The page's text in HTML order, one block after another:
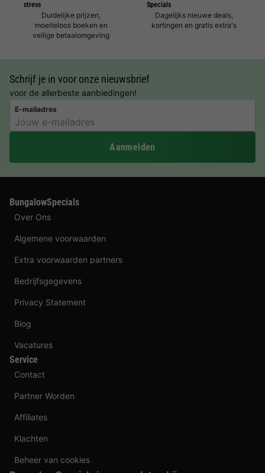
stress
Duidelijke prijzen,
moeiteloos boeken en
veilige betaalomgeving
Specials
Dagelijks nieuwe deals,
kortingen en gratis extra's
Schrijf je in voor onze nieuwsbrief
voor de allerbeste aanbiedingen!
E-mailadres
Aanmelden
BungalowSpecials
Over Ons
Algemene voorwaarden
Extra voorwaarden partners
Bedrijfsgegevens
Privacy Statement
Blog
Vacatures
Service
Contact
Partner Worden
Affiliates
Klachten
Beheer van cookies